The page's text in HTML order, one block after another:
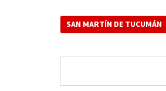
SAN MARTÍN DE TUCUMÁN